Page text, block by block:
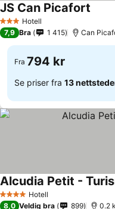
3 StjernerHotell
JS Can Picafort
7,9 Bra 1 415 Can
Fra 794 kr
Se priser fra 13
4 StjernerHotell
Alcudia Petit -
8,0 Veldig bra 899 0.2